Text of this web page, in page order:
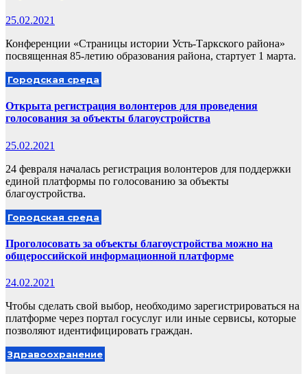
25.02.2021
Конференции «Страницы истории Усть-Таркского района»
посвященная 85-летию образования района, стартует 1 марта.
Городская среда
Открыта регистрация волонтеров для проведения
голосования за объекты благоустройства
25.02.2021
24 февраля началась регистрация волонтеров для поддержки
единой платформы по голосованию за объекты
благоустройства.
Городская среда
Проголосовать за объекты благоустройства можно на
общероссийской информационной платформе
24.02.2021
Чтобы сделать свой выбор, необходимо зарегистрироваться на
платформе через портал госуслуг или иные сервисы, которые
позволяют идентифицировать граждан.
Здравоохранение